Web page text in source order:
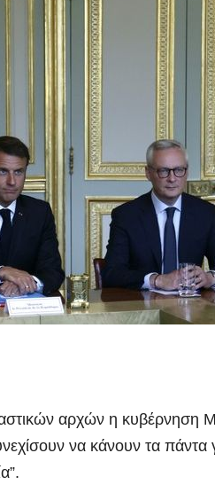
αρχών η
να κάνουν τα πάντα